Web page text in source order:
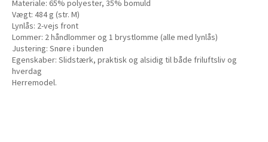
Materiale: 65% polyester, 35% bomuld
Vægt: 484 g (str. M)
Lynlås: 2-vejs front
Lommer: 2 håndlommer og 1 brystlomme (alle med lynlås)
Justering: Snøre i bunden
Egenskaber: Slidstærk, praktisk og alsidig til både friluftsliv og
hverdag
Herremodel.